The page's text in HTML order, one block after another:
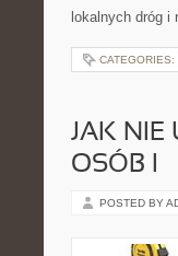
lokalnych dróg
CATEGORIES:
JAK NIE
OSÓB I
POSTED BY